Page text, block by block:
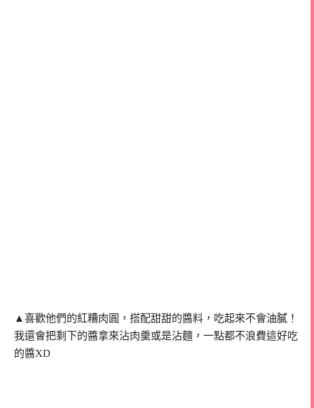
▲喜歡他們的紅糟肉圓，搭配甜甜的醬料，吃起來不會油膩！
我還會把剩下的醬拿來沾肉羹或是沾麵，一點都不浪費這好吃
的醬XD